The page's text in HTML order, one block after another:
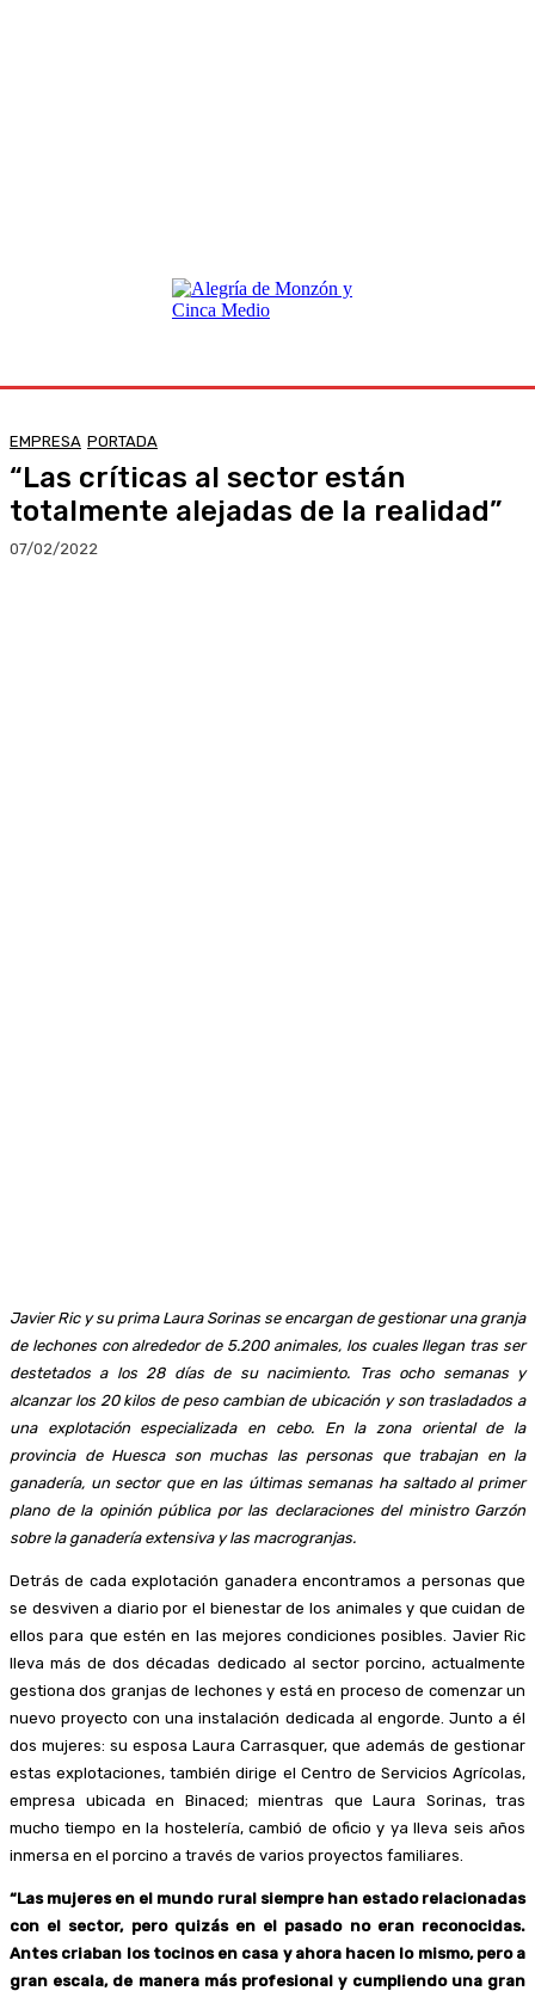
EMPRESA PORTADA
“Las críticas al sector están
totalmente alejadas de la realidad”
07/02/2022
Javier Ric y su prima Laura Sorinas se encargan de gestionar una granja
de lechones con alrededor de 5.200 animales, los cuales llegan tras ser
destetados a los 28 días de su nacimiento. Tras ocho semanas y
alcanzar los 20 kilos de peso cambian de ubicación y son trasladados a
una explotación especializada en cebo. En la zona oriental de la
provincia de Huesca son muchas las personas que trabajan en la
ganadería, un sector que en las últimas semanas ha saltado al primer
plano de la opinión pública por las declaraciones del ministro Garzón
sobre la ganadería extensiva y las macrogranjas.
Detrás de cada explotación ganadera encontramos a personas que
se desviven a diario por el bienestar de los animales y que cuidan de
ellos para que estén en las mejores condiciones posibles. Javier Ric
lleva más de dos décadas dedicado al sector porcino, actualmente
gestiona dos granjas de lechones y está en proceso de comenzar un
nuevo proyecto con una instalación dedicada al engorde. Junto a él
dos mujeres: su esposa Laura Carrasquer, que además de gestionar
estas explotaciones, también dirige el Centro de Servicios Agrícolas,
empresa ubicada en Binaced; mientras que Laura Sorinas, tras
mucho tiempo en la hostelería, cambió de oficio y ya lleva seis años
inmersa en el porcino a través de varios proyectos familiares.
“Las mujeres en el mundo rural siempre han estado relacionadas
con el sector, pero quizás en el pasado no eran reconocidas.
Antes criaban los tocinos en casa y ahora hacen lo mismo, pero a
gran escala, de manera más profesional y cumpliendo una gran